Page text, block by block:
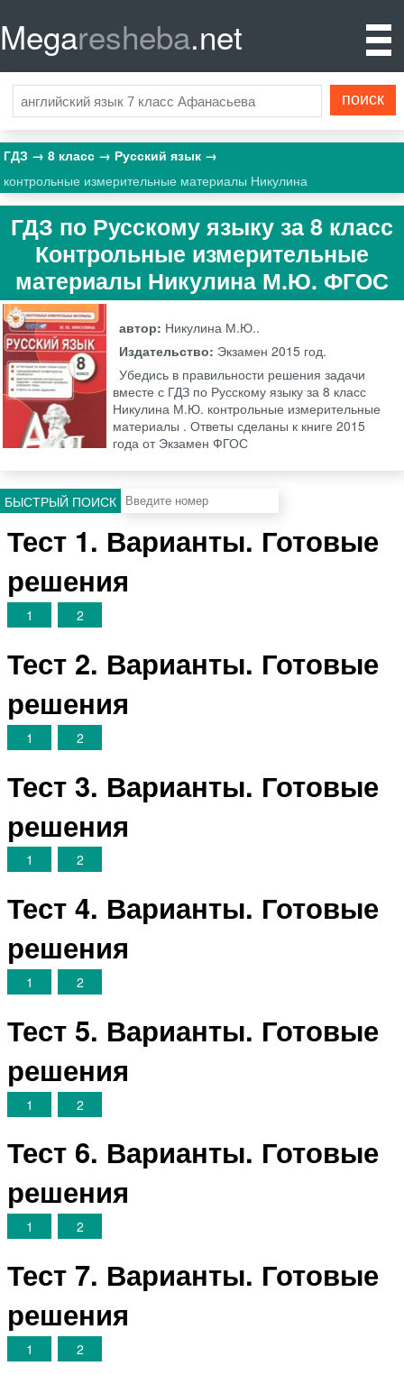
Megaresheba.net
ГДЗ 8 класс
Русский язык
контрольные измерительные материалы Никулина
ГДЗ по Русскому языку за 8 класс
Контрольные измерительные
материалы Никулина М.Ю. ФГОС
автор: Никулина М.Ю..
Издательство: Экзамен 2015 год.
Убедись в правильности решения задачи
вместе с ГДЗ по Русскому языку за 8 класс
Никулина М.Ю. контрольные измерительные
материалы . Ответы сделаны к книге 2015
года от Экзамен ФГОС
БЫСТРЫЙ ПОИСК
Тест 1. Варианты. Готовые
решения
1 2
Тест 2. Варианты. Готовые
решения
1 2
Тест 3. Варианты. Готовые
решения
1 2
Тест 4. Варианты. Готовые
решения
1 2
Тест 5. Варианты. Готовые
решения
1 2
Тест 6. Варианты. Готовые
решения
1 2
Тест 7. Варианты. Готовые
решения
1 2